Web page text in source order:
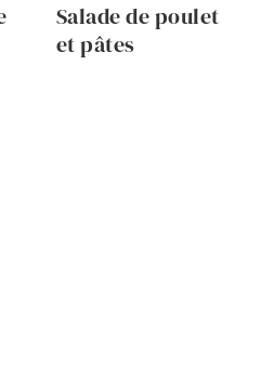
Salade de poulet
et pâtes